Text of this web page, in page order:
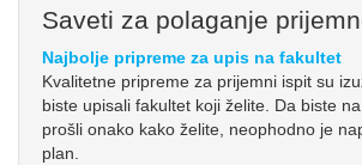
Saveti za polaganje
Najbolje pripreme za upis na fakultet
Kvalitetne pripreme za prijemni ispit su
biste upisali fakultet koji želite. Da biste
prošli onako kako želite, neophodno je
plan.